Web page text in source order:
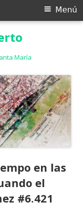
María
Menú
en las
el
#6.421